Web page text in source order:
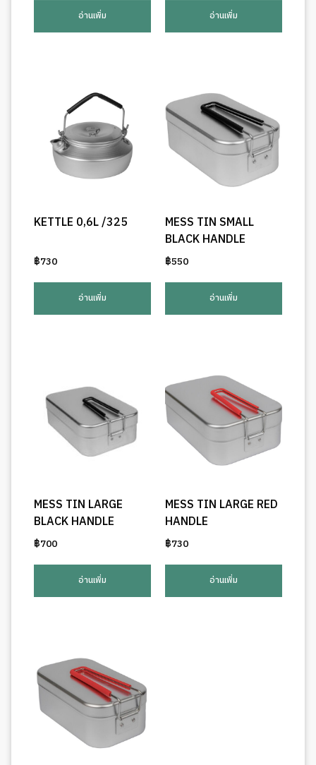
อ่านเพิ่ม อ่านเพิ่ม
KETTLE 0,6L /325
฿730
อ่านเพิ่ม
MESS TIN SMALL
BLACK HANDLE
฿550
อ่านเพิ่ม
MESS TIN LARGE
BLACK HANDLE
฿700
อ่านเพิ่ม
MESS TIN LARGE RED
HANDLE
฿730
อ่านเพิ่ม